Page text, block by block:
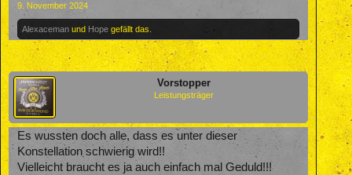
9. November 2024
Alexaceman und Hope gefällt das.
Vorstopper
Leistungsträger
Es wussten doch alle, dass es unter dieser
Konstellation schwierig wird!!
Vielleicht braucht es ja auch einfach mal Geduld!!!